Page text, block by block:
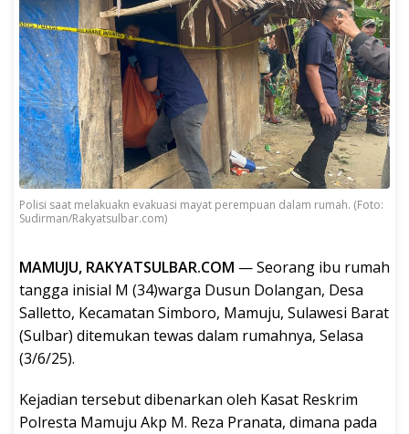
Polisi saat melakuakn evakuasi mayat perempuan dalam rumah. (Foto:
Sudirman/Rakyatsulbar.com)
MAMUJU, RAKYATSULBAR.COM — Seorang ibu rumah
tangga inisial M (34)warga Dusun Dolangan, Desa
Salletto, Kecamatan Simboro, Mamuju, Sulawesi Barat
(Sulbar) ditemukan tewas dalam rumahnya, Selasa
(3/6/25).
Kejadian tersebut dibenarkan oleh Kasat Reskrim
Polresta Mamuju Akp M. Reza Pranata, dimana pada